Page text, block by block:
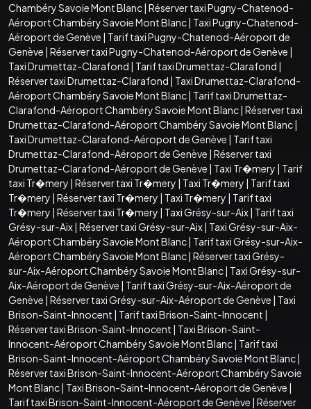
Chambéry Savoie Mont Blanc| Réserver taxi Pugny-Chatenod-
Aéroport Chambéry Savoie Mont Blanc| Taxi Pugny-Chatenod-
Aéroport de Genève | Tarif taxi Pugny-Chatenod-Aéroport de
Genève | Réserver taxi Pugny-Chatenod-Aéroport de Genève |
Taxi Drumettaz-Clarafond | Tarif taxi Drumettaz-Clarafond |
Réserver taxi Drumettaz-Clarafond | Taxi Drumettaz-Clarafond-
Aéroport Chambéry Savoie Mont Blanc| Tarif taxi Drumettaz-
Clarafond-Aéroport Chambéry Savoie Mont Blanc| Réserver taxi
Drumettaz-Clarafond-Aéroport Chambéry Savoie Mont Blanc|
Taxi Drumettaz-Clarafond-Aéroport de Genève | Tarif taxi
Drumettaz-Clarafond-Aéroport de Genève | Réserver taxi
Drumettaz-Clarafond-Aéroport de Genève | Taxi Tr�mery | Tarif
taxi Tr�mery | Réserver taxi Tr�mery | Taxi Tr�mery | Tarif taxi
Tr�mery | Réserver taxi Tr�mery | Taxi Tr�mery | Tarif taxi
Tr�mery | Réserver taxi Tr�mery | Taxi Grésy-sur-Aix| Tarif taxi
Grésy-sur-Aix| Réserver taxi Grésy-sur-Aix| Taxi Grésy-sur-Aix-
Aéroport Chambéry Savoie Mont Blanc| Tarif taxi Grésy-sur-Aix-
Aéroport Chambéry Savoie Mont Blanc| Réserver taxi Grésy-
sur-Aix-Aéroport Chambéry Savoie Mont Blanc| Taxi Grésy-sur-
Aix-Aéroport de Genève | Tarif taxi Grésy-sur-Aix-Aéroport de
Genève | Réserver taxi Grésy-sur-Aix-Aéroport de Genève | Taxi
Brison-Saint-Innocent | Tarif taxi Brison-Saint-Innocent |
Réserver taxi Brison-Saint-Innocent | Taxi Brison-Saint-
Innocent-Aéroport Chambéry Savoie Mont Blanc| Tarif taxi
Brison-Saint-Innocent-Aéroport Chambéry Savoie Mont Blanc|
Réserver taxi Brison-Saint-Innocent-Aéroport Chambéry Savoie
Mont Blanc| Taxi Brison-Saint-Innocent-Aéroport de Genève |
Tarif taxi Brison-Saint-Innocent-Aéroport de Genève | Réserver